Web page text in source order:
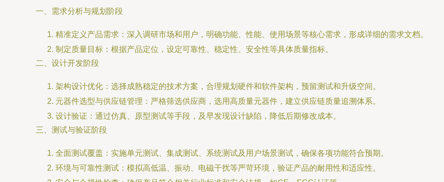
一、需求分析与规划阶段
精准定义产品需求：深入调研市场和用户，明确功能、性能、使用场景等核心需求，形成详细的需求文档。
制定质量目标：根据产品定位，设定可靠性、稳定性、安全性等具体质量指标。
二、设计开发阶段
架构设计优化：选择成熟稳定的技术方案，合理规划硬件和软件架构，预留测试和升级空间。
元器件选型与供应链管理：严格筛选供应商，选用高质量元器件，建立供应链质量追溯体系。
设计验证：通过仿真、原型测试等手段，及早发现设计缺陷，降低后期修改成本。
三、测试与验证阶段
全面测试覆盖：实施单元测试、集成测试、系统测试及用户场景测试，确保各项功能符合预期。
环境与可靠性测试：模拟高低温、振动、电磁干扰等严苛环境，验证产品的耐用性和适应性。